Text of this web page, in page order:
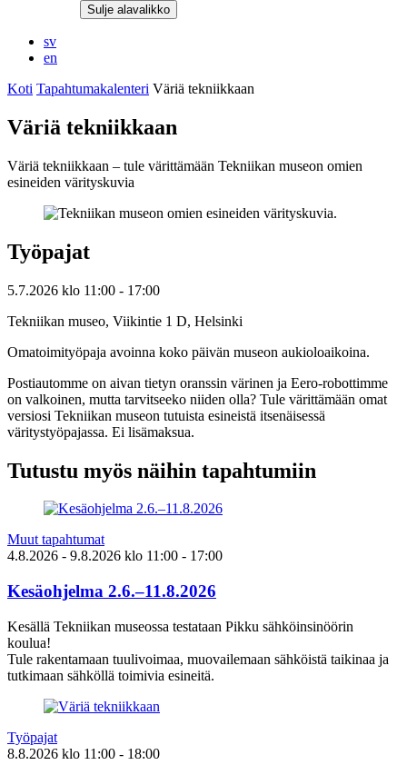
Sulje alavalikko
sv
en
Koti Tapahtumakalenteri Väriä tekniikkaan
Väriä tekniikkaan
Väriä tekniikkaan – tule värittämään Tekniikan museon omien
esineiden värityskuvia
Työpajat
5.7.2026 klo 11:00 - 17:00
Tekniikan museo, Viikintie 1 D, Helsinki
Omatoimityöpaja avoinna koko päivän museon aukioloaikoina.
Postiautomme on aivan tietyn oranssin värinen ja Eero-robottimme
on valkoinen, mutta tarvitseeko niiden olla? Tule värittämään omat
versiosi Tekniikan museon tutuista esineistä itsenäisessä
väritystyöpajassa. Ei lisämaksua.
Tutustu myös näihin tapahtumiin
Muut tapahtumat
4.8.2026 - 9.8.2026 klo 11:00 - 17:00
Kesäohjelma 2.6.–11.8.2026
Kesällä Tekniikan museossa testataan Pikku sähköinsinöörin
koulua!
Tule rakentamaan tuulivoimaa, muovailemaan sähköistä taikinaa ja
tutkimaan sähköllä toimivia esineitä.
Työpajat
8.8.2026 klo 11:00 - 18:00